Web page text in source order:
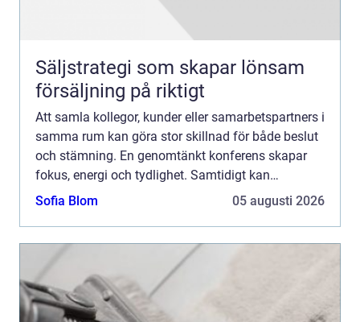
Säljstrategi som skapar lönsam
försäljning på riktigt
Att samla kollegor, kunder eller samarbetspartners i
samma rum kan göra stor skillnad för både beslut
och stämning. En genomtänkt konferens skapar
fokus, energi och tydlighet. Samtidigt kan
planeringen kännas krånglig: lokal, teknik, mat,
Sofia Blom 05 augusti 2026